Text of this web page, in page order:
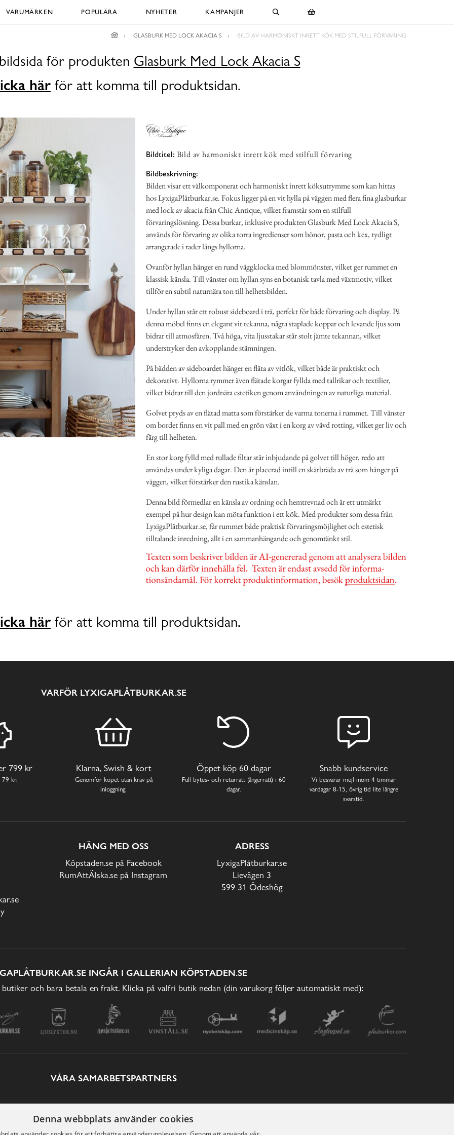
VARUMÄRKEN POPULÄRA NYHETER KAMPANJER
GLASBURK MED LOCK AKACIA S BILD AV HARMONISKT INRETT KÖK MED STILFULL FÖRVARING
för produkten Glasburk Med Lock Akacia S
här för att komma till produktsidan.
Bildtitel: Bild av harmoniskt inrett kök med stilfull förvaring
Bildbeskrivning:
Bilden visar ett välkomponerat och harmoniskt inrett köksutrymme som kan hittas
hos LyxigaPlåtburkar.se. Fokus ligger på en vit hylla på väggen med flera fina glasburkar
med lock av akacia från Chic Antique, vilket framstår som en stilfull
förvaringslösning. Dessa burkar, inklusive produkten Glasburk Med Lock Akacia S,
används för förvaring av olika torra ingredienser som bönor, pasta och kex, tydligt
arrangerade i rader längs hyllorna.
Ovanför hyllan hänger en rund väggklocka med blommönster, vilket ger rummet en
klassisk känsla. Till vänster om hyllan syns en botanisk tavla med växtmotiv, vilket
tillför en subtil naturnära ton till helhetsbilden.
Under hyllan står ett robust sideboard i trä, perfekt för både förvaring och display. På
denna möbel finns en elegant vit tekanna, några staplade koppar och levande ljus som
bidrar till atmosfären. Två höga, vita ljusstakar står stolt jämte tekannan, vilket
understryker den avkopplande stämningen.
På bädden av sideboardet hänger en fläta av vitlök, vilket både är praktiskt och
dekorativt. Hyllorna rymmer även flätade korgar fyllda med tallrikar och textilier,
vilket bidrar till den jordnära estetiken genom användningen av naturliga material.
Golvet pryds av en flätad matta som förstärker de varma tonerna i rummet. Till vänster
om bordet finns en vit pall med en grön växt i en korg av vävd rotting, vilket ger liv och
färg till helheten.
En stor korg fylld med rullade filtar står inbjudande på golvet till höger, redo att
användas under kyliga dagar. Den är placerad intill en skärbräda av trä som hänger på
väggen, vilket förstärker den rustika känslan.
Denna bild förmedlar en känsla av ordning och hemtrevnad och är ett utmärkt
exempel på hur design kan möta funktion i ett kök. Med produkter som dessa från
LyxigaPlåtburkar.se, får rummet både praktisk förvaringsmöjlighet och estetisk
tilltalande inredning, allt i en sammanhängande och genomtänkt stil.
här för att komma till produktsidan.
VARFÖR LYXIGAPLÅTBURKAR.SE
799 kr
79 kr.
Klarna, Swish & kort
Genomför köpet utan krav på
inloggning.
Öppet köp 60 dagar
Full bytes- och returrätt (ångerrätt) i 60
dagar.
Snabb kundservice
Vi besvarar mejl inom 4 timmar
vardagar 8-15, övrig tid lite längre
svarstid.
HÄNG MED OSS
Köpstaden.se på Facebook
RumAttÄlska.se på Instagram
ADRESS
LyxigaPlåtburkar.se
Lievägen 3
599 31 Ödeshög
INGÅR I GALLERIAN KÖPSTADEN.SE
och bara betala en frakt. Klicka på valfri butik nedan (din varukorg följer automatiskt med):
VÅRA SAMARBETSPARTNERS
Denna webbplats använder cookies